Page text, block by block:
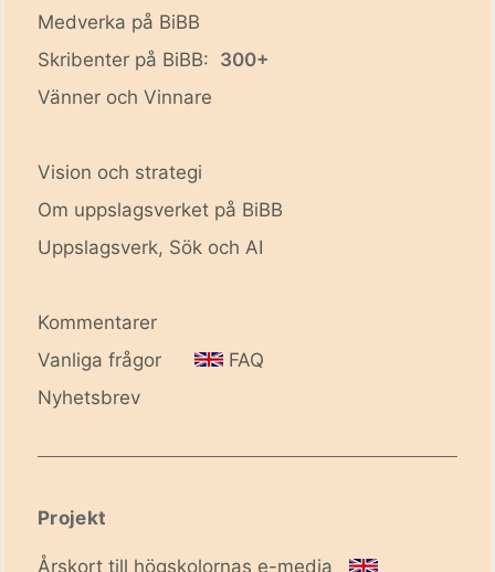
Medverka på BiBB
Skribenter på BiBB: 300+
Vänner och Vinnare
Vision och strategi
Om uppslagsverket på BiBB
Uppslagsverk, Sök och AI
Kommentarer
Vanliga frågor
FAQ
Nyhetsbrev
Projekt
Årskort till högskolornas e-media